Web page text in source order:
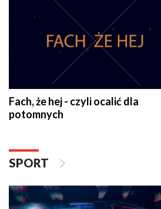
Fach, że hej - czyli ocalić dla
potomnych
SPORT